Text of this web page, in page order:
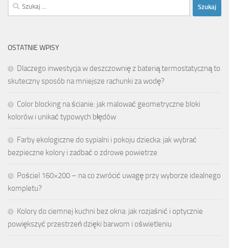
Szukaj:
OSTATNIE WPISY
Dlaczego inwestycja w deszczownię z baterią termostatyczną to
skuteczny sposób na mniejsze rachunki za wodę?
Color blocking na ścianie: jak malować geometryczne bloki
kolorów i unikać typowych błędów
Farby ekologiczne do sypialni i pokoju dziecka: jak wybrać
bezpieczne kolory i zadbać o zdrowe powietrze
Pościel 160×200 – na co zwrócić uwagę przy wyborze idealnego
kompletu?
Kolory do ciemnej kuchni bez okna: jak rozjaśnić i optycznie
powiększyć przestrzeń dzięki barwom i oświetleniu